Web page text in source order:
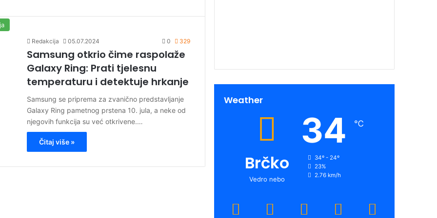
Redakcija 05.07.2024 0 329
Samsung otkrio čime raspolaže
Galaxy Ring: Prati tjelesnu
temperaturu i detektuje hrkanje
Samsung se priprema za zvanično predstavljanje
Galaxy Ring pametnog prstena 10. jula, a neke od
njegovih funkcija su već otkrivene.…
Čitaj više »
Weather
Brčko
Vedro nebo
34 ℃
34º - 24º
23%
2.76 km/h